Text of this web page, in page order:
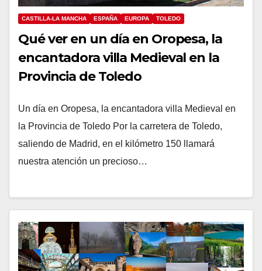
CASTILLA-LA MANCHA ESPAÑA EUROPA TOLEDO
Qué ver en un día en Oropesa, la
encantadora villa Medieval en la
Provincia de Toledo
Un día en Oropesa, la encantadora villa Medieval en
la Provincia de Toledo Por la carretera de Toledo,
saliendo de Madrid, en el kilómetro 150 llamará
nuestra atención un precioso…